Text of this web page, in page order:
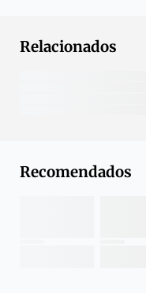
Relacionados
Recomendados